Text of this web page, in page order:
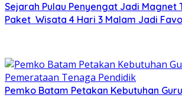
Sejarah Pulau Penyengat Jadi Magnet
Paket Wisata 4 Hari 3 Malam Jadi
Pemko Batam Petakan Kebutuhan